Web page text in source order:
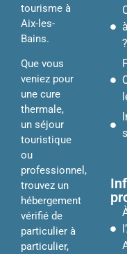
tourisme à
Aix-les-
Bains.
Que vous
veniez pour
une cure
thermale,
un séjour
touristique
ou
professionnel,
trouvez un
hébergement
vérifié de
particulier à
particulier,
?